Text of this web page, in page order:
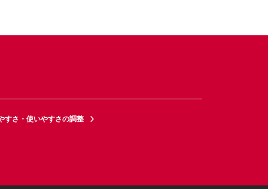
すさ・使いやすさの調整